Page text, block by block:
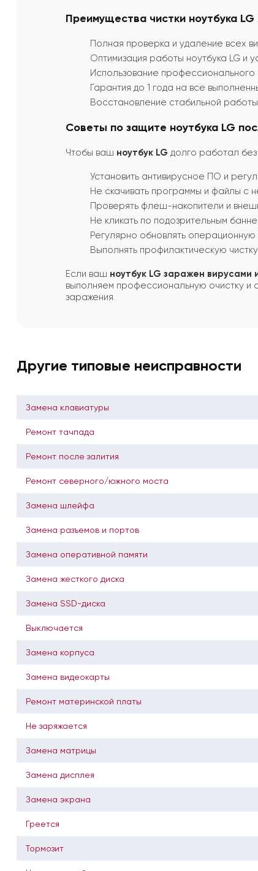
Преимущества чистки ноутбука LG
Полная проверка и удаление всех
Оптимизация работы ноутбука LG и
Использование
Гарантия до 1 года на все
Восстановление стабильной
Советы по защите ноутбука LG
Чтобы ваш ноутбук LG долго работал
Установить антивирусное ПО и
Не скачивать программы и файлы с
Проверять флеш-накопители и
Не кликать по подозрительным
Регулярно обновлять
Выполнять профилактическую
Если ваш ноутбук LG заражен вирусами
выполняем профессиональную очистку и
заражения.
Другие типовые неисправности
Замена клавиатуры
Ремонт тачпада
Ремонт после залития
Ремонт северного/южного моста
Замена шлейфа
Замена разъемов и портов
Замена оперативной памяти
Замена жесткого диска
Замена SSD-диска
Выключается
Замена корпуса
Замена видеокарты
Ремонт материнской платы
Не заряжается
Замена матрицы
Замена дисплея
Замена экрана
Греется
Тормозит